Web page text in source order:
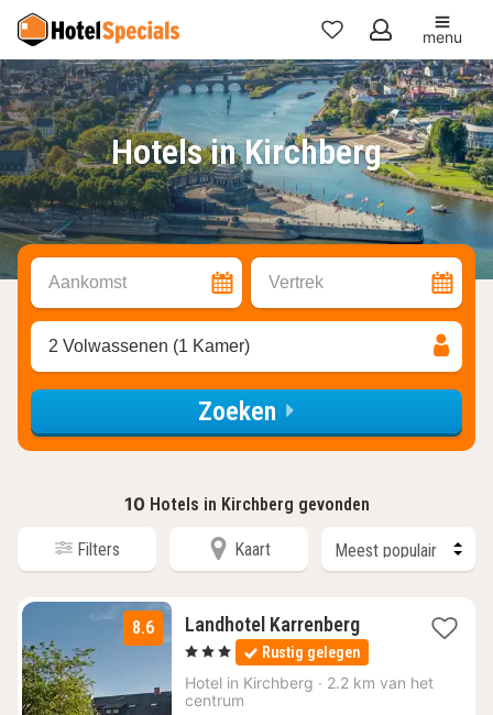
Mijn
favorieten
menu
Hotels in Kirchberg
Aankomst Vertrek
2 Volwassenen (1 Kamer)
Zoeken
10 Hotels in Kirchberg gevonden
Filters Kaart
8.6 Landhotel Karrenberg1
nacht
vanaf
€
, 3 Sterren Rustig gelegen
Hotel in Kirchberg · 2.2 km van het
centrum